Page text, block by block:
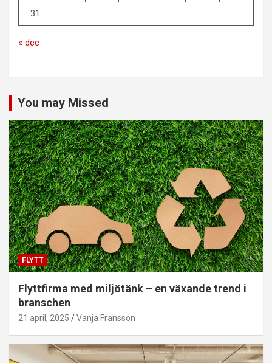
31
« dec
You may Missed
FLYTT
Flyttfirma med miljötänk – en växande trend i
branschen
21 april, 2025 Vanja Fransson